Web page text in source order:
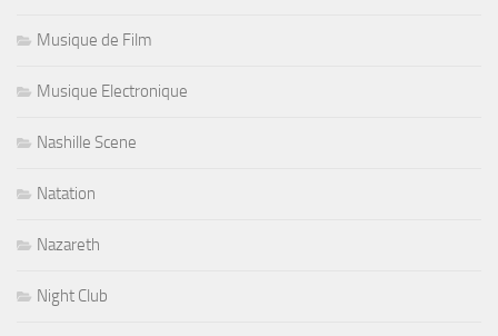
Musique de Film
Musique Electronique
Nashille Scene
Natation
Nazareth
Night Club